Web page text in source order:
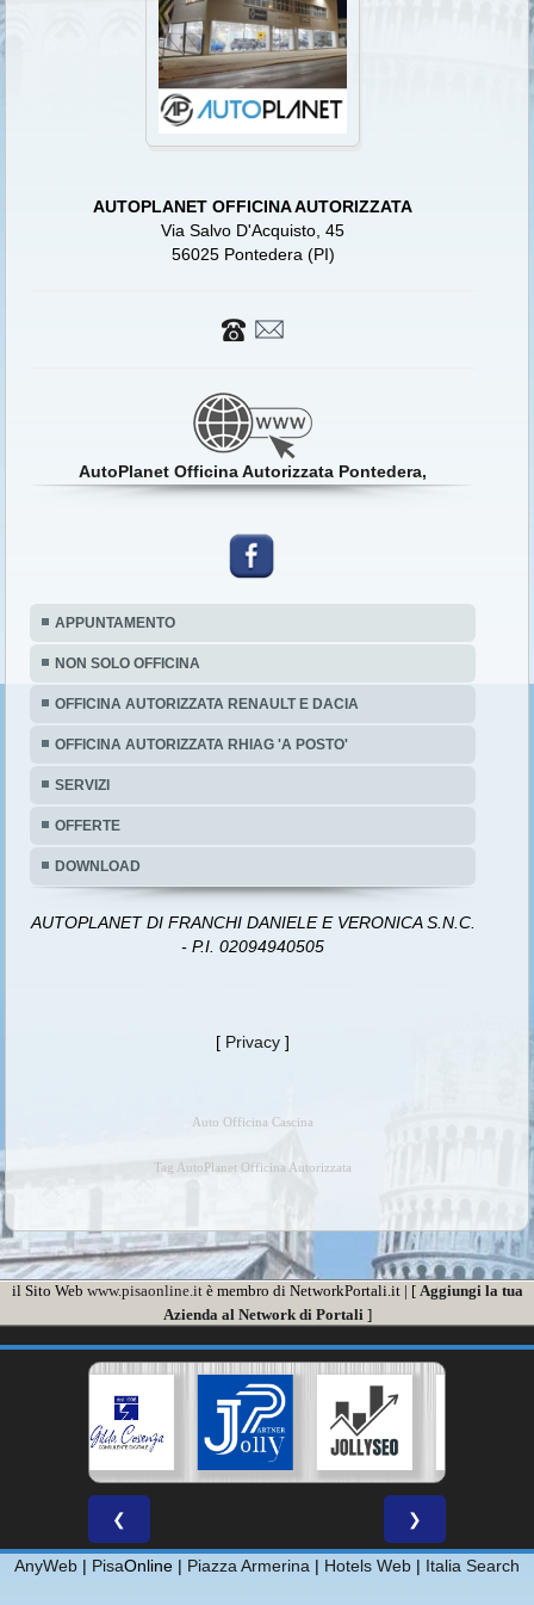
AUTOPLANET OFFICINA AUTORIZZATA
Via Salvo D'Acquisto, 45
56025 Pontedera (PI)
AutoPlanet Officina Autorizzata Pontedera,
APPUNTAMENTO
NON SOLO OFFICINA
OFFICINA AUTORIZZATA RENAULT E DACIA
OFFICINA AUTORIZZATA RHIAG 'A POSTO'
SERVIZI
OFFERTE
DOWNLOAD
AUTOPLANET DI FRANCHI DANIELE E VERONICA S.N.C.
- P.I. 02094940505
[ Privacy ]
Auto Officina Cascina
Tag AutoPlanet Officina Autorizzata
il Sito Web www.pisaonline.itè membro di NetworkPortali.it | [ Aggiungi la tua
Azienda al Network di Portali ]
❮ ❯
AnyWeb | PisaOnline | Piazza Armerina | Hotels Web | Italia Search